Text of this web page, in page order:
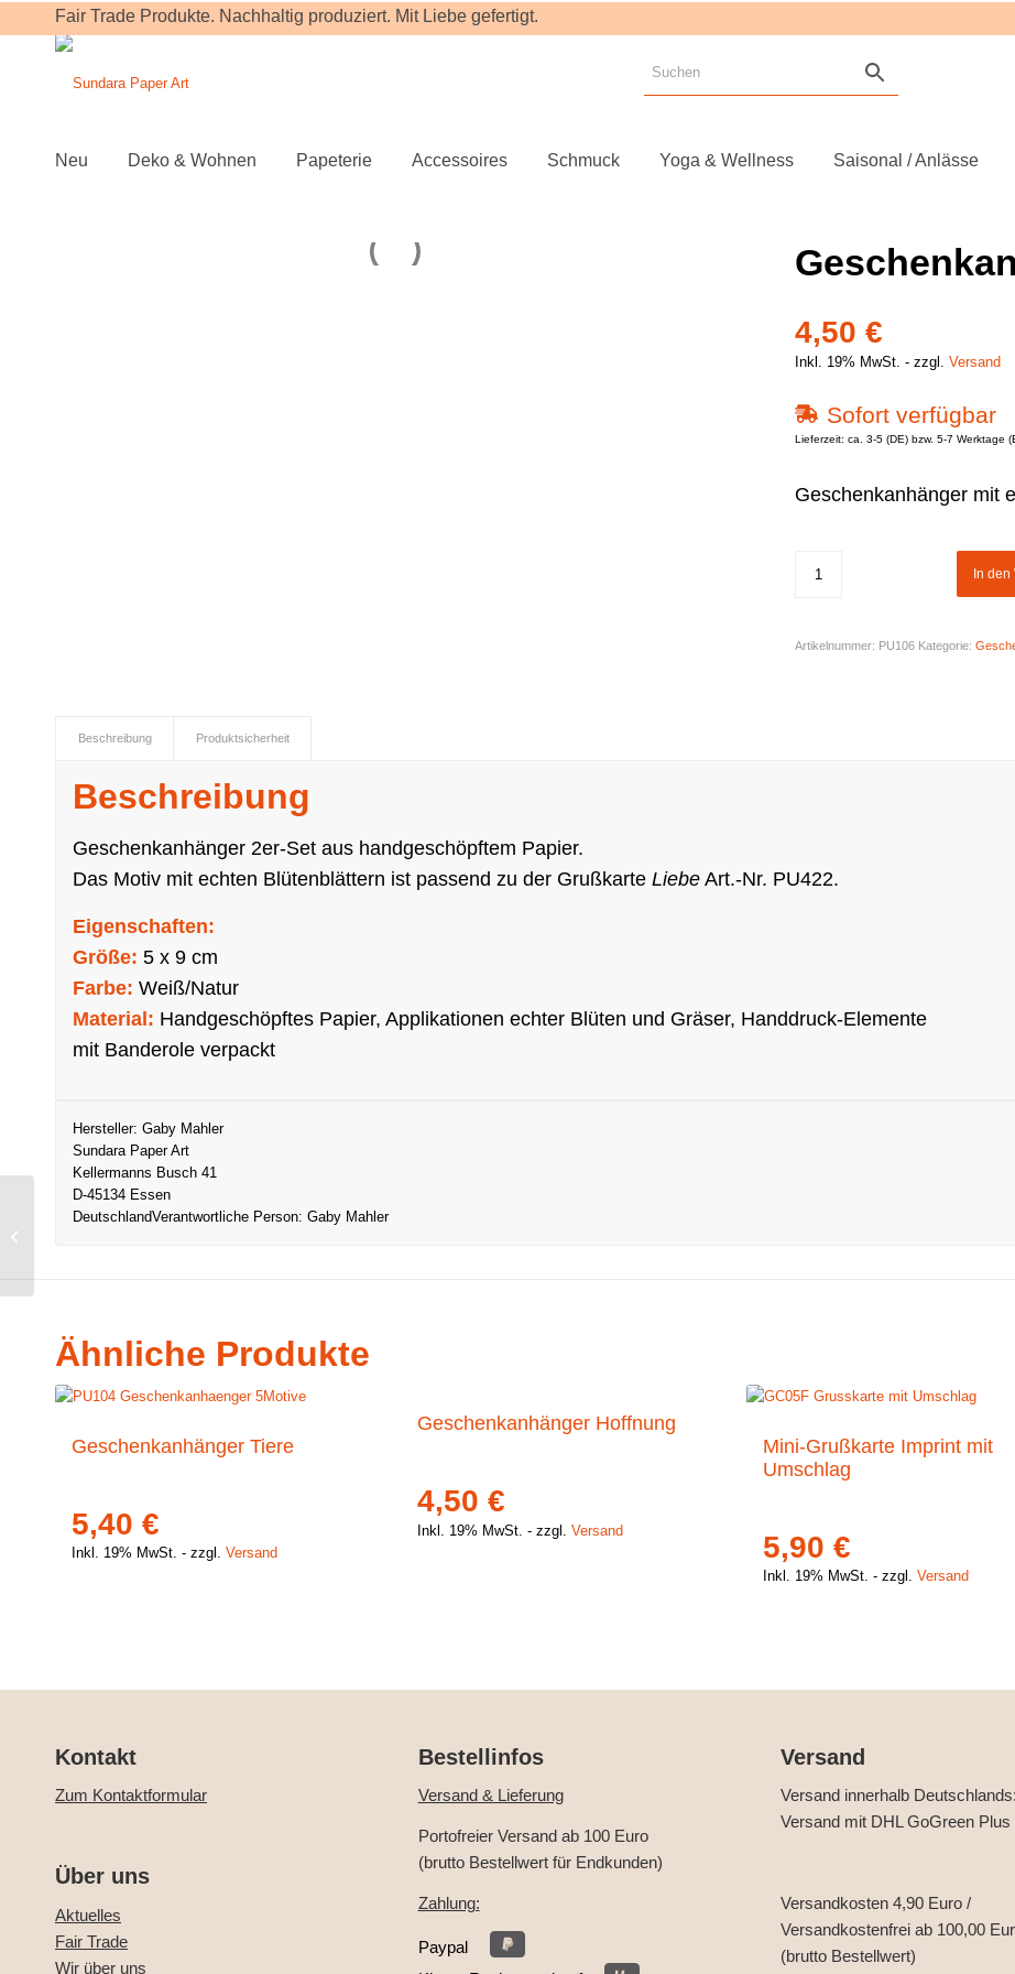
Fair Trade Produkte. Nachhaltig produziert. Mit Liebe gefertigt.
Neu Deko & Wohnen Papeterie Accessoires Schmuck Yoga & Wellness Saisonal / Anlässe
4,50 €
Inkl. 19% MwSt. zzgl. Versand
Sofort verfügbar
Lieferzeit: ca. 3-5 (DE) bzw. 5-7 Werktage
Geschenkanhänger mit
In den
Artikelnummer: PU106 Kategorie:
Beschreibung Produktsicherheit
Beschreibung
Geschenkanhänger 2er-Set aus handgeschöpftem Papier.
Das Motiv mit echten Blütenblättern ist passend zu der Grußkarte Liebe Art.-Nr. PU422.
Eigenschaften:
Größe: 5 x 9 cm
Farbe: Weiß/Natur
Material: Handgeschöpftes Papier, Applikationen echter Blüten und Gräser, Handdruck-Elemente
mit Banderole verpackt
Hersteller: Gaby Mahler
Sundara Paper Art
Kellermanns Busch 41
D-45134 Essen
DeutschlandVerantwortliche Person: Gaby Mahler
Ähnliche Produkte
Geschenkanhänger Tiere
5,40 €
Inkl. 19% MwSt. zzgl. Versand
Geschenkanhänger Hoffnung
4,50€
Inkl. 19% MwSt. zzgl.Versand
Mini-Grußkarte Imprint mit
Umschlag
5,90€
Inkl. 19% MwSt. zzgl.Versand
Kontakt
Zum Kontaktformular
Über uns
Aktuelles
Fair Trade
Wir über uns
Bestellinfos
Versand & Lieferung
Portofreier Versand ab 100 Euro
(brutto Bestellwert für Endkunden)
Zahlung:
Paypal
Versand
Versand innerhalb Deutschlands:
Versand mit DHL GoGreen Plus
Versandkosten 4,90 Euro /
Versandkostenfrei ab 100,00
(brutto Bestellwert)
Geschenkanhänger